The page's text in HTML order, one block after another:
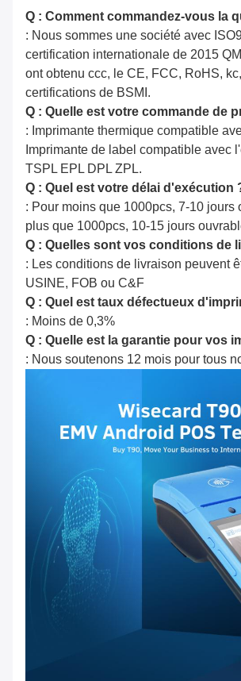
Q : Comment commandez-vous la
: Nous sommes une société avec
certification internationale de 2015
ont obtenu ccc, le CE, FCC, RoHS,
certifications de BSMI.
Q : Quelle est votre commande de
: Imprimante thermique compatible
Imprimante de label compatible avec
TSPL EPL DPL ZPL.
Q : Quel est votre délai d'exécution
: Pour moins que 1000pcs, 7-10 jours
plus que 1000pcs, 10-15 jours
Q : Quelles sont vos conditions de
: Les conditions de livraison peuvent
USINE, FOB ou C&F
Q : Quel est taux défectueux
: Moins de 0,3%
Q : Quelle est la garantie pour vos
: Nous soutenons 12 mois pour tous